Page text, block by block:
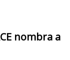
nombra a